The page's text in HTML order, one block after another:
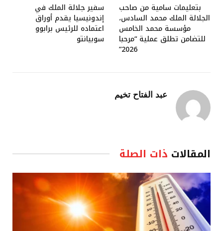
بتعليمات سامية من صاحب
الجلالة الملك محمد السادس،
مؤسسة محمد الخامس
للتضامن تطلق عملية “مرحبا
2026”
سفير جلالة الملك في
إندونيسيا يقدم أوراق
اعتماده للرئيس برابوو
سوبيانتو
عبد الفتاح تخيم
المقالات ذات الصلة